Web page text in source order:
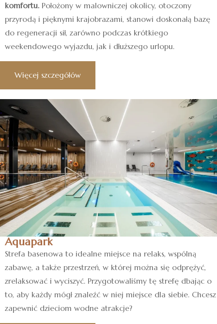
komfortu. Położony w malowniczej okolicy, otoczony
przyrodą i pięknymi krajobrazami, stanowi doskonałą bazę
do regeneracji sił, zarówno podczas krótkiego
weekendowego wyjazdu, jak i dłuższego urlopu.
Więcej szczegółów
Aquapark
Strefa basenowa to idealne miejsce na relaks, wspólną
zabawę, a także przestrzeń, w której można się odprężyć,
zrelaksować i wyciszyć. Przygotowaliśmy tę strefę dbając o
to, aby każdy mógł znaleźć w niej miejsce dla siebie. Chcesz
zapewnić dzieciom wodne atrakcje?